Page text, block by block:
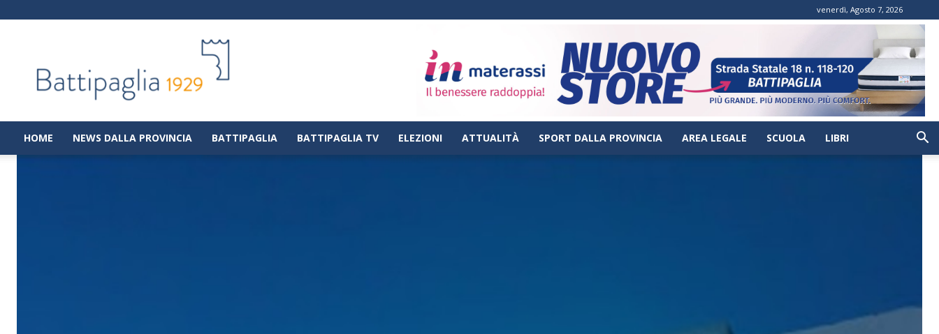
venerdì, Agosto 7, 2026
|
Notizie
dalla
città
di
HOME NEWS DALLA PROVINCIA BATTIPAGLIA BATTIPAGLIA TV ELEZIONI ATTUALITÀ SPORT DALLA PROVINCIA AREA LEGALE SCUOLA LIBRI